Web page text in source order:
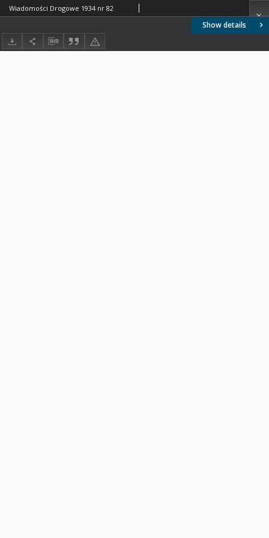
Show details
Wiadomości Drogowe 1934 nr 82